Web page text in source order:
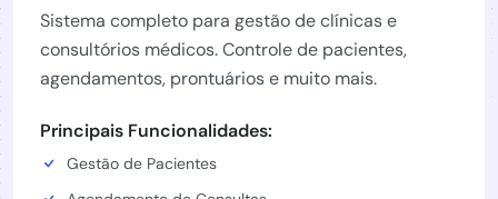
Sistema completo para gestão de clínicas e
consultórios médicos. Controle de pacientes,
agendamentos, prontuários e muito mais.
Principais Funcionalidades:
Gestão de Pacientes